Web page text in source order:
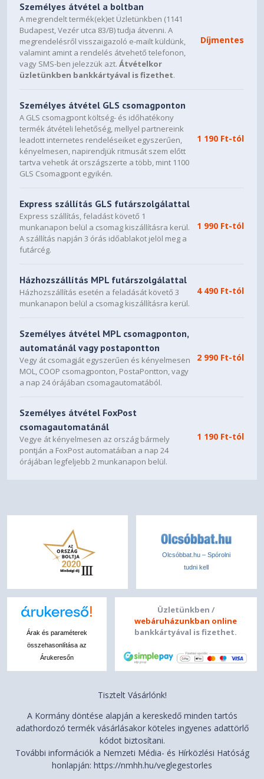
Személyes átvétel a boltban
A megrendelt termék(ek)et Üzletünkben (1141
Budapest, Vezér utca 83/B) tudja átvenni. A
megrendelésről visszaigazoló e-mailt küldünk,
valamint amint a rendelés átvehető telefonon,
vagy SMS-ben jelezzük azt.Átvételkor
üzletünkben bankkártyával is fizethet.
Díjmentes
Személyes átvétel GLS csomagponton
A GLS csomagpont költség- és időhatékony
termék átvételi lehetőség, mellyel partnereink
leadott internetes rendeléseiket egyszerűen,
kényelmesen, napirendjük ritmusát szem előtt
tartva vehetik át országszerte a több, mint 1100
GLS Csomagpont egyikén.
1 190 Ft-tól
Express szállítás GLS futárszolgálattal
Express szállítás, feladást követő 1
munkanapon belül a csomag kiszállításra kerül.
A szállítás napján 3 órás időablakot jelöl meg a
futárcég.
1 990 Ft-tól
Házhozszállítás MPL futárszolgálattal
Házhozszállítás esetén a feladását követő 3
munkanapon belül a csomag kiszállításra kerül.
4 490 Ft-tól
Személyes átvétel MPL csomagponton,
automatánál vagy postapontton
Vegy át csomagját egyszerűen és kényelmesen
MOL, COOP csomagponton, PostaPontton, vagy
a nap 24 órájában csomagautomatából.
2 990 Ft-tól
Személyes átvétel FoxPost
csomagautomatánál
Vegye át kényelmesen az ország bármely
pontján a FoxPost automatáiban a nap 24
órájában legfeljebb 2 munkanapon belül.
1 190 Ft-tól
Olcsóbbat.hu – Spórolni
tudni kell
Árak és paraméterek
összehasonlítása az
Árukeresőn
Üzletünkben /
webáruházunkban online
bankkártyával is fizethet.
Tisztelt Vásárlónk!
A Kormány döntése alapján a kereskedő minden tartós
adathordozó termék vásárlásakor köteles ingyenes adattörlő
kódot biztosítani.
További információk a Nemzeti Média- és Hírközlési Hatóság
honlapján: https://nmhh.hu/veglegestorles